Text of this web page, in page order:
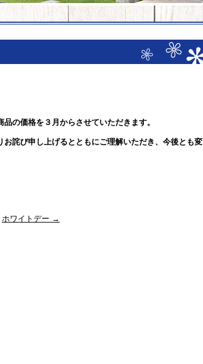
の価格を３月からさせていただきます。
詫び申し上げるとともにご理解いただき、今後とも変
ホワイトデー →